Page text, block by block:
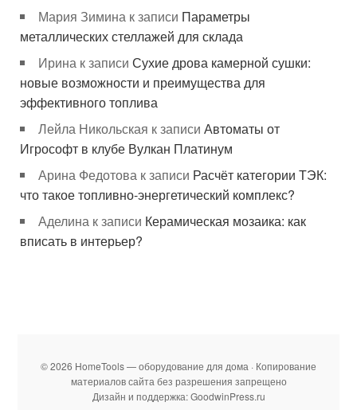
Мария Зимина к записи Параметры
металлических стеллажей для склада
Ирина к записиСухие дрова камерной сушки:
новые возможности и преимущества для
эффективного топлива
Лейла Никольская к записиАвтоматы от
Игрософт в клубе Вулкан Платинум
Арина Федотова к записи Расчёт категории ТЭК:
что такое топливно-энергетический комплекс?
Аделина к записи Керамическая мозаика: как
вписать в интерьер?
© 2026 HomeTools — оборудование для дома · Копирование
материалов сайта без разрешения запрещено
Дизайн и поддержка: GoodwinPress.ru